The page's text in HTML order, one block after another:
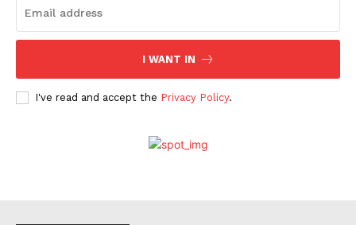
I WANT IN
I've read and accept the Privacy Policy.